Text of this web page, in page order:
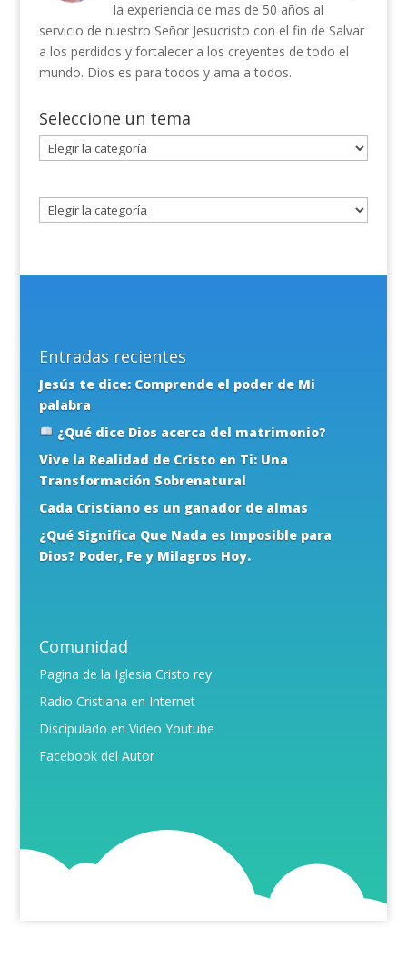
la experiencia de mas de 50 años al
servicio de nuestro Señor Jesucristo con el fin de Salvar
a los perdidos y fortalecer a los creyentes de todo el
mundo. Dios es para todos y ama a todos.
Seleccione un tema
Seleccione
un
Entradas recientes
Jesús te dice: Comprende el poder de Mi
palabra
¿Qué dice Dios acerca del matrimonio?
Vive la Realidad de Cristo en Ti: Una
Transformación Sobrenatural
Cada Cristiano es un ganador de almas
¿Qué Significa Que Nada es Imposible para
Dios? Poder, Fe y Milagros Hoy.
Comunidad
Pagina de la Iglesia Cristo rey
Radio Cristiana en Internet
Discipulado en Video Youtube
Facebook del Autor